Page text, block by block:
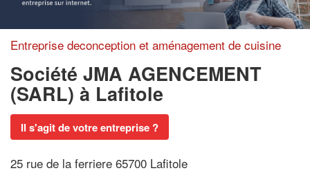
Entreprise deconception et aménagement de cuisine
Société JMA AGENCEMENT
(SARL) à Lafitole
Il s'agit de votre entreprise ?
25 rue de la ferriere 65700 Lafitole